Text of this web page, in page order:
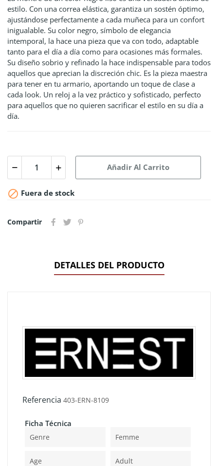
estilo. Con una correa elástica, garantiza un sostén óptimo,
ajustándose perfectamente a cada muñeca para un confort
inigualable. Su color negro, símbolo de elegancia
intemporal, la hace una pieza que va con todo, adaptable
tanto para el día a día como para ocasiones más formales.
Su diseño sobrio y refinado la hace indispensable para todos
aquellos que aprecian la discreción chic. Es la pieza maestra
para tener en tu armario, aportando un toque de clase a
cada look. Un reloj a la vez práctico y sofisticado, perfecto
para aquellos que no quieren sacrificar el estilo en su día a
día.
Añadir Al Carrito
 Fuera de stock
Compartir
DETALLES DEL PRODUCTO
Referencia 403-ERN-8109
Ficha Técnica
Genre Femme
Age Adult